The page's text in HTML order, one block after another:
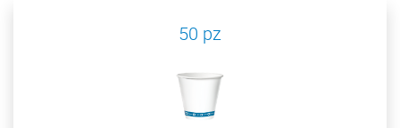
50 pz